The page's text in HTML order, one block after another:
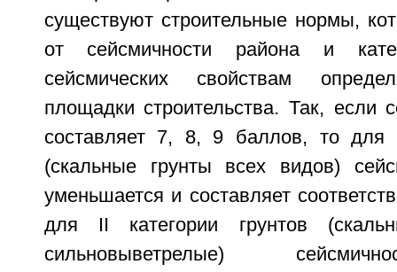
существуют строительные нормы,
от сейсмичности района и
сейсмических свойствам
площадки строительства. Так, если
составляет 7, 8, 9 баллов, то для I
(скальные грунты всех видов)
уменьшается и составляет
для II категории грунтов
сильновыветрелые)